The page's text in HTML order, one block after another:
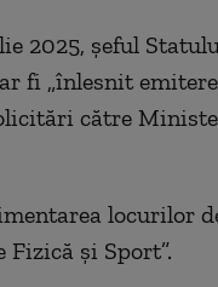
2025, șeful
fi „înlesnit
către
locurilor
și Sport”.